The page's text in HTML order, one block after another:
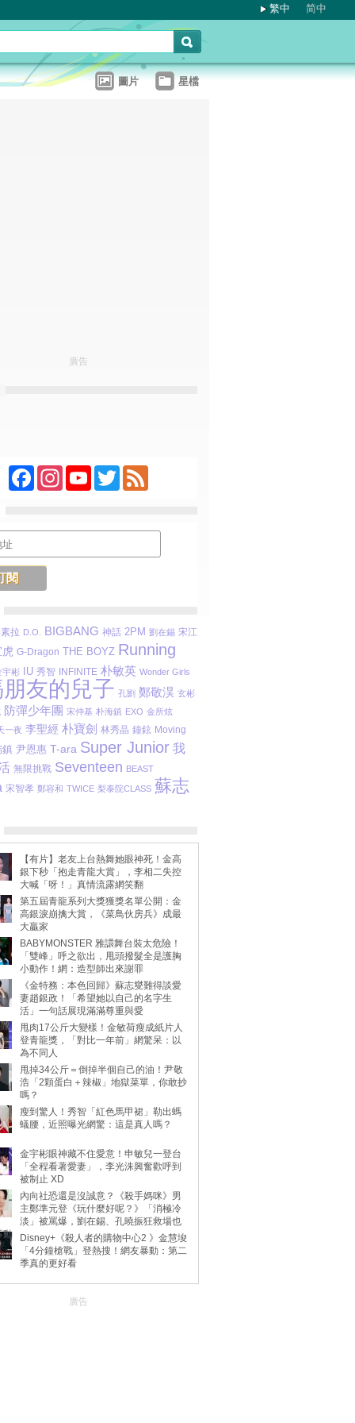
繁中 简中
圖片 星檔
廣告
FacebookInstagramYouTubeTwitterFeed
拉 D.O. BIGBANG 神話 2PM 劉在錫 宋江
G-Dragon THE BOYZ Running
宇彬 IU 秀智 INFINITE 朴敏英 Wonder Girls
友的兒子 孔劉 鄭敬淏 玄彬
防彈少年團 宋仲基 朴海鎮 EXO 金所炫
一夜 李聖經 朴寶劍 林秀晶 鐘鉉 Moving
尹恩惠 T-ara Super Junior 我
無限挑戰 Seventeen BEAST
宋智孝 鄭容和 TWICE 梨泰院CLASS 蘇志
【有片】老友上台熱舞她眼神死！金高
銀下秒「抱走青龍大賞」，李相二失控
大喊「呀！」真情流露網笑翻
第五屆青龍系列大獎獲獎名單公開：金
高銀淚崩擒大賞，《菜鳥伙房兵》成最
大贏家
BABYMONSTER 雅譞舞台裝太危險！
「雙峰」呼之欲出，甩頭撥髮全是護胸
小動作！網：造型師出來謝罪
《金特務：本色回歸》蘇志燮難得談愛
妻趙銀政！「希望她以自己的名字生
活」一句話展現滿滿尊重與愛
甩肉17公斤大變樣！金敏荷瘦成紙片人
登青龍獎，「對比一年前」網驚呆：以
為不同人
甩掉34公斤＝倒掉半個自己的油！尹敬
浩「2顆蛋白＋辣椒」地獄菜單，你敢抄
嗎？
瘦到驚人！秀智「紅色馬甲裙」勒出螞
蟻腰，近照曝光網驚：這是真人嗎？
金宇彬眼神藏不住愛意！申敏兒一登台
「全程看著愛妻」，李光洙興奮歡呼到
被制止 XD
內向社恐還是沒誠意？《殺手媽咪》男
主鄭準元登《玩什麼好呢？》「消極冷
淡」被罵爆，劉在錫、孔曉振狂救場也
動
Disney+《殺人者的購物中心2 》金慧埈
「4分鐘槍戰」登熱搜！網友暴動：第二
季真的更好看
廣告